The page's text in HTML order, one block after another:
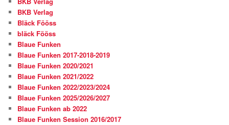
BKB Verlag
Bläck Fööss
bläck Fööss
Blaue Funken
Blaue Funken 2017-2018-2019
Blaue Funken 2020/2021
Blaue Funken 2021/2022
Blaue Funken 2022/2023/2024
Blaue Funken 2025/2026/2027
Blaue Funken ab 2022
Blaue Funken Session 2016/2017